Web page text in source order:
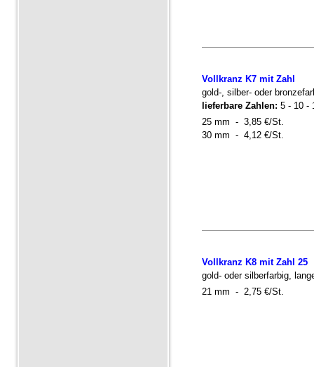
Vollkranz K7 mit Zahl
gold-, silber- oder
lieferbare Zahlen: 5 - 10 -
25 mm - 3,85 €/St.
30 mm - 4,12 €/St.
Vollkranz K8 mit Zahl 25
gold- oder silberfarbig,
21 mm - 2,75 €/St.